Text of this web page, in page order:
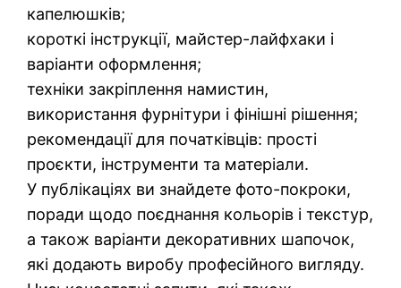
капелюшків;
короткі інструкції, майстер-лайфхаки і
варіанти оформлення;
техніки закріплення намистин,
використання фурнітури і фінішні рішення;
рекомендації для початківців: прості
проєкти, інструменти та матеріали.
У публікаціях ви знайдете фото-покроки,
поради щодо поєднання кольорів і текстур,
а також варіанти декоративних шапочок,
які додають виробу професійного вигляду.